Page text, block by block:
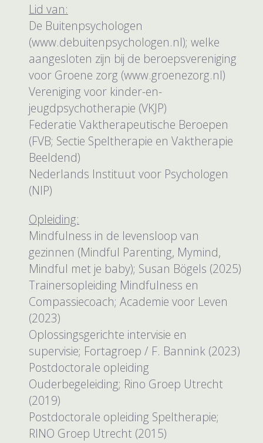
Lid van:
De Buitenpsychologen
(www.debuitenpsychologen.nl); welke
aangesloten zijn bij de beroepsvereniging
voor Groene zorg (www.groenezorg.nl)
Vereniging voor kinder-en-
jeugdpsychotherapie (VKJP)
Federatie Vaktherapeutische Beroepen
(FVB; Sectie Speltherapie en Vaktherapie
Beeldend)
Nederlands Instituut voor Psychologen
(NIP)
Opleiding:
Mindfulness in de levensloop van
gezinnen (Mindful Parenting, Mymind,
Mindful met je baby); Susan Bögels (2025)
Trainersopleiding Mindfulness en
Compassiecoach; Academie voor Leven
(2023)
Oplossingsgerichte intervisie en
supervisie; Fortagroep / F. Bannink (2023)
Postdoctorale opleiding
Ouderbegeleiding; Rino Groep Utrecht
(2019)
Postdoctorale opleiding Speltherapie;
RINO Groep Utrecht (2015)